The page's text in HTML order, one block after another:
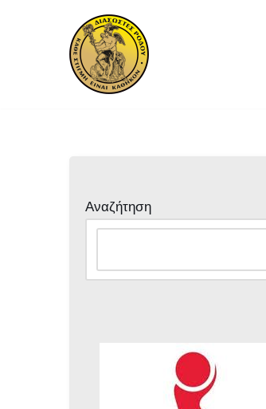
Μεταπηδήστε
περιεχόμενο
Αναζήτηση